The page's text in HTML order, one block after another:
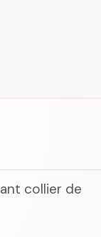
collier de